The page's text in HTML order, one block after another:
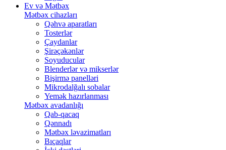
Ev və Mətbəx
Mətbəx cihazları
Qəhvə aparatları
Tosterlər
Çaydanlar
Şirəçəkənlər
Soyuducular
Blenderlər və mikserlər
Bişirmə panelləri
Mikrodalğalı sobalar
Yemək hazırlanması
Mətbəx avadanlığı
Qab-qacaq
Qənnadı
Mətbəx ləvazimatları
Bıçaqlar